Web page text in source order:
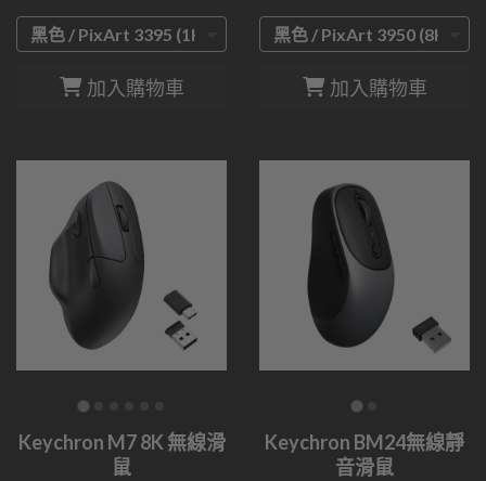
加入購物車 加入購物車
Keychron M7 8K 無線滑
鼠
Keychron BM24無線靜
音滑鼠